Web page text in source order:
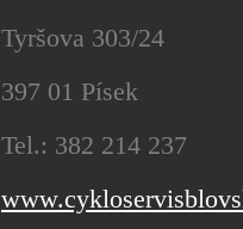
Tyršova 303/24
397 01 Písek
Tel.: 382 214 237